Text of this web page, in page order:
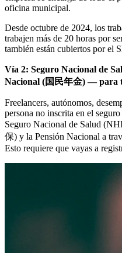
oficina municipal.
Desde octubre de 2024, los
trabajen más de 20 horas por
también están cubiertos por el
Vía 2: Seguro Nacional de
Nacional (国民年金) — para
Freelancers, autónomos,
persona no inscrita en el
Seguro Nacional de Salud
保) y la Pensión Nacional a
Esto requiere que vayas a